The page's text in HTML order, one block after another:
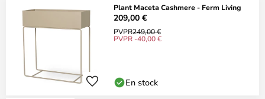
Plant Maceta Cashmere - Ferm Living
209,00 €
PVPR249,00 €
PVPR -40,00 €
En stock